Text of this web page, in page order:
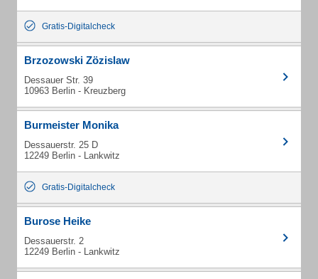
Gratis-Digitalcheck
Brzozowski Zözislaw
Dessauer Str. 39
10963 Berlin - Kreuzberg
Burmeister Monika
Dessauerstr. 25 D
12249 Berlin - Lankwitz
Gratis-Digitalcheck
Burose Heike
Dessauerstr. 2
12249 Berlin - Lankwitz